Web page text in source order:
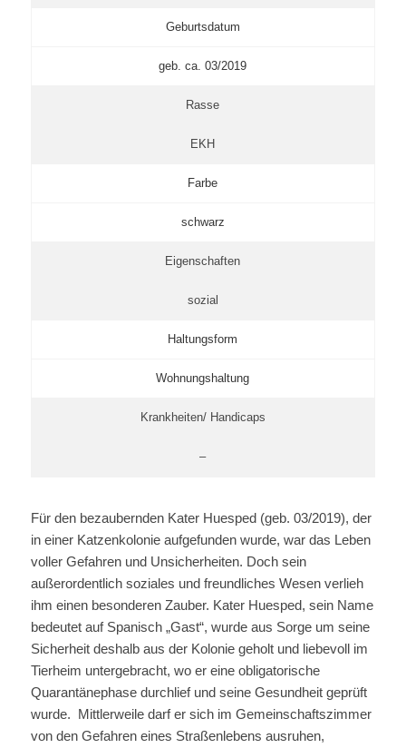
Geburtsdatum
geb. ca. 03/2019
Rasse
EKH
Farbe
schwarz
Eigenschaften
sozial
Haltungsform
Wohnungshaltung
Krankheiten/ Handicaps
–
Für den bezaubernden Kater Huesped (geb. 03/2019), der
in einer Katzenkolonie aufgefunden wurde, war das Leben
voller Gefahren und Unsicherheiten. Doch sein
außerordentlich soziales und freundliches Wesen verlieh
ihm einen besonderen Zauber. Kater Huesped, sein Name
bedeutet auf Spanisch „Gast“, wurde aus Sorge um seine
Sicherheit deshalb aus der Kolonie geholt und liebevoll im
Tierheim untergebracht, wo er eine obligatorische
Quarantänephase durchlief und seine Gesundheit geprüft
wurde. Mittlerweile darf er sich im Gemeinschaftszimmer
von den Gefahren eines Straßenlebens ausruhen,